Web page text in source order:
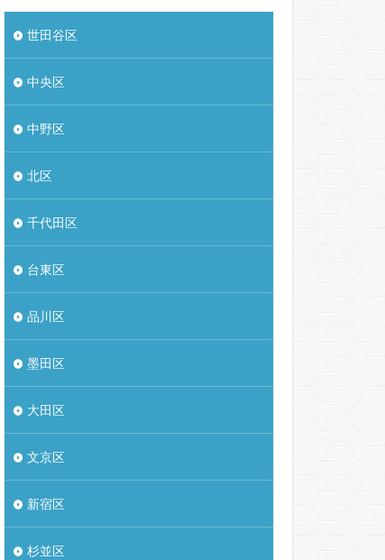
世田谷区
中央区
中野区
北区
千代田区
台東区
品川区
墨田区
大田区
文京区
新宿区
杉並区